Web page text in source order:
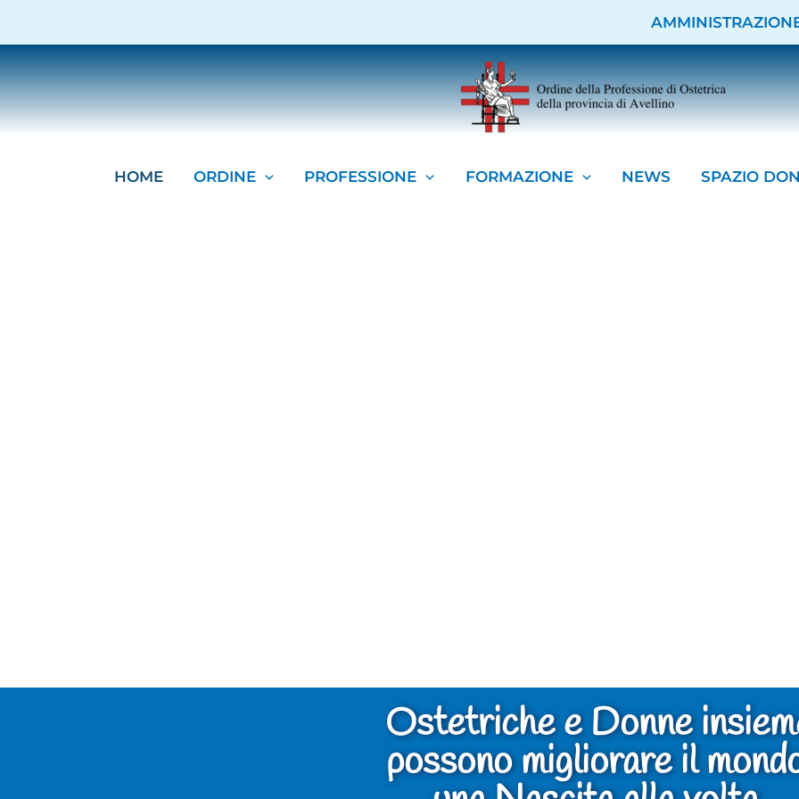
HOME ORDINE PROFESSIONE FORMAZIONE NEWS SPAZIO
Ostetriche e Donne
possono migliorare il